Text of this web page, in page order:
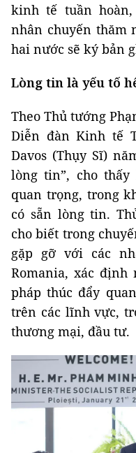
kinh tế tuần
nhân chuyến thăm
hai nước sẽ ký bản
Lòng tin là yếu tố
Theo Thủ tướng
Diễn đàn Kinh tế
Davos (Thụy Sĩ)
lòng tin”, cho
quan trọng, trong
có sẵn lòng tin.
cho biết trong
gặp gỡ với các
Romania, xác
pháp thúc đẩy
trên các lĩnh vực,
thương mại, đầu tư.